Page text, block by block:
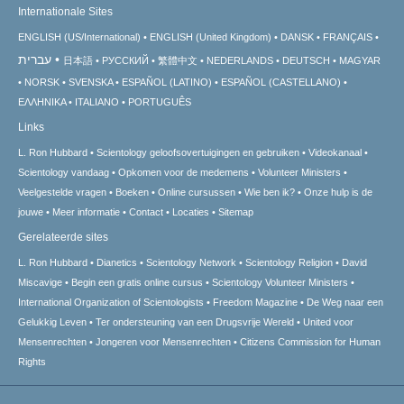
Internationale Sites
ENGLISH (US/International) ENGLISH (United Kingdom) DANSK FRANÇAIS
עברית 日本語 РУССКИЙ 繁體中文 NEDERLANDS DEUTSCH
MAGYAR
NORSK
SVENSKA ESPAÑOL (LATINO)
ESPAÑOL (CASTELLANO)
ΕΛΛΗΝΙΚA
ITALIANO PORTUGUÊS
Links
L. Ron Hubbard Scientology geloofsovertuigingen en gebruiken
Videokanaal
Scientology vandaag
Opkomen voor de medemens
Volunteer Ministers
Veelgestelde vragen
Boeken Online cursussen Wie ben ik?
Onze hulp is de
jouwe
Meer informatie Contact Locaties Sitemap
Gerelateerde sites
L. Ron Hubbard Dianetics Scientology Network Scientology Religion
David
Miscavige
Begin een gratis online cursus
Scientology Volunteer Ministers
International Organization of Scientologists
Freedom Magazine
De Weg naar een
Gelukkig Leven
Ter ondersteuning van een Drugsvrije Wereld
United voor
Mensenrechten
Jongeren voor Mensenrechten
Citizens Commission for Human
Rights